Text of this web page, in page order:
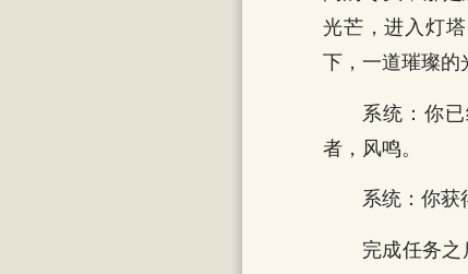
光芒，进入灯
下，一道璀璨的
系统：你
者，风鸣。
系统：你获
完成任务